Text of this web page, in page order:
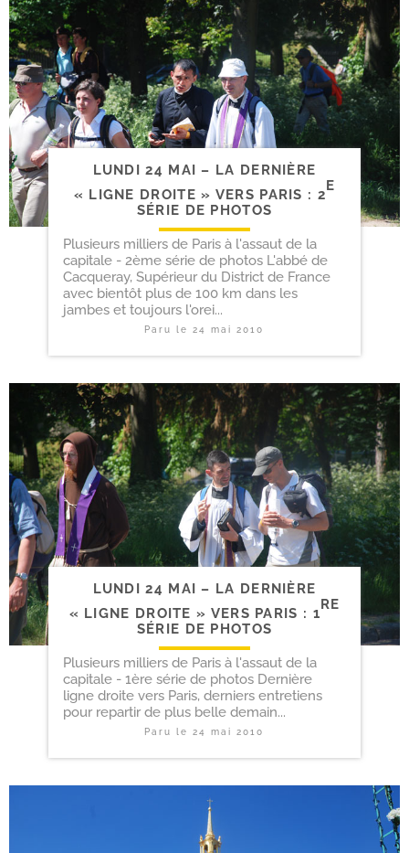
LUNDI 24 MAI – LA DERNIÈRE
« LIGNE DROITE » VERS PARIS : 2
E
SÉRIE DE PHOTOS
Plusieurs milliers de Paris à l'assaut de la
capitale - 2ème série de photos L'abbé de
Cacqueray, Supérieur du District de France
avec bientôt plus de 100 km dans les
jambes et toujours l'orei...
Paru le24 mai 2010
LUNDI 24 MAI – LA DERNIÈRE
« LIGNE DROITE » VERS PARIS : 1
RE
SÉRIE DE PHOTOS
Plusieurs milliers de Paris à l'assaut de la
capitale - 1ère série de photos Dernière
ligne droite vers Paris, derniers entretiens
pour repartir de plus belle demain...
Paru le24 mai 2010